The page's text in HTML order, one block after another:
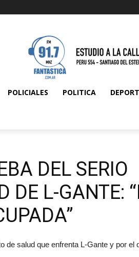
POLICIALES POLITICA
DEL SERIO
DE L-GANTE:
de salud que enfrenta L-Gante y por el